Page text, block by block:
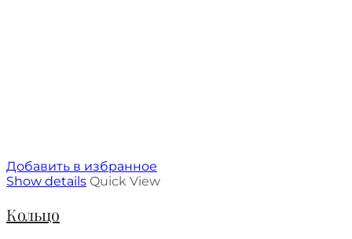
Добавить в избранное
Show details Quick View
Кольцо